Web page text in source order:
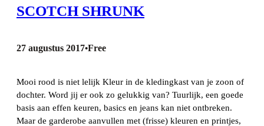
SCOTCH SHRUNK
27 augustus 2017•Free
Mooi rood is niet lelijk Kleur in de kledingkast van je zoon of
dochter. Word jij er ook zo gelukkig van? Tuurlijk, een goede
basis aan effen keuren, basics en jeans kan niet ontbreken.
Maar de garderobe aanvullen met (frisse) kleuren en printjes,